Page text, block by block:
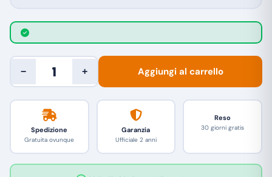
− + Aggiungi al carrello
Spedizione
Gratuita ovunque
Garanzia
Ufficiale 2 anni
Reso
30 giorni gratis